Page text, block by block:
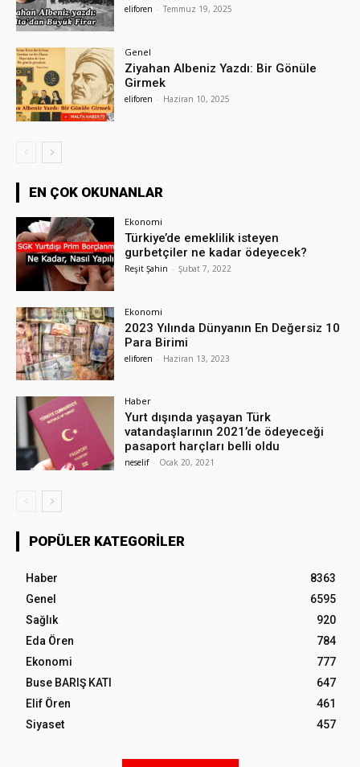
eliforen - Temmuz 19, 2025
Genel
Ziyahan Albeniz Yazdı: Bir Gönüle
Girmek
eliforen - Haziran 10, 2025
EN ÇOK OKUNANLAR
Ekonomi
Türkiye’de emeklilik isteyen
gurbetçiler ne kadar ödeyecek?
Reşit Şahin - Şubat 7, 2022
Ekonomi
2023 Yılında Dünyanın En Değersiz 10
Para Birimi
eliforen - Haziran 13, 2023
Haber
Yurt dışında yaşayan Türk
vatandaşlarının 2021’de ödeyeceği
pasaport harçları belli oldu
neselif - Ocak 20, 2021
POPÜLER KATEGORILER
Haber
8363
Genel
6595
Sağlık
920
Eda Ören
784
Ekonomi
777
Buse BARIŞ KATI
647
Elif Ören
461
Siyaset
457